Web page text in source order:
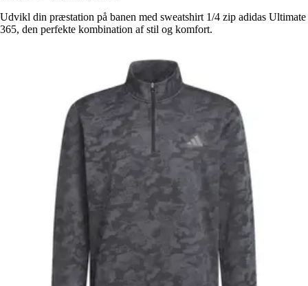
Udvikl din præstation på banen med sweatshirt 1/4 zip adidas Ultimate
365, den perfekte kombination af stil og komfort.